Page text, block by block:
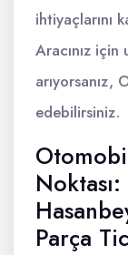
ihtiyaçlarını
Aracınız
arıyorsanız,
edebilirsiniz.
Parça